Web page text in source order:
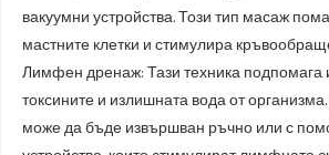
вакуумни устройства. Този тип масаж
мастните клетки и стимулира
Лимфен дренаж: Тази техника подпомага
токсините и излишната вода от
може да бъде извършван ръчно или с